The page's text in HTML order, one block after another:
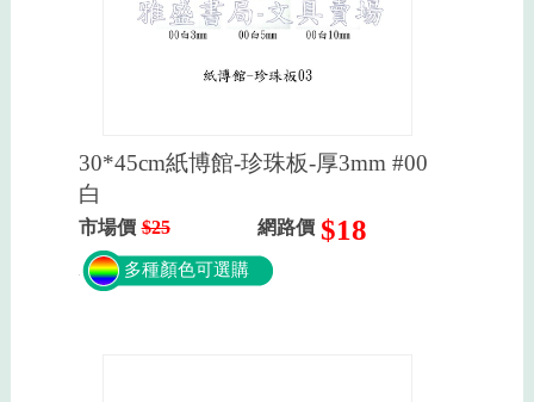
30*45cm紙博館-珍珠板-厚3mm #00
白
市場價 $25 網路價 $18
多種顏色可選購